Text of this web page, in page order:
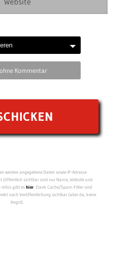
Kommentar
werden angegebene Daten sowie IP-Adresse
(öffentlich sichtbar sind nur Name, Website und
Infos gibt eshier. Dank Cache/Spam-Filter sind
nach Veröffentlichung sichtbar (aber da, keine
Angst).